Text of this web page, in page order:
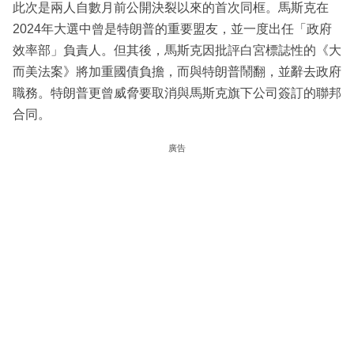
此次是兩人自數月前公開決裂以來的首次同框。馬斯克在
2024年大選中曾是特朗普的重要盟友，並一度出任「政府
效率部」負責人。但其後，馬斯克因批評白宮標誌性的《大
而美法案》將加重國債負擔，而與特朗普鬧翻，並辭去政府
職務。特朗普更曾威脅要取消與馬斯克旗下公司簽訂的聯邦
合同。
廣告